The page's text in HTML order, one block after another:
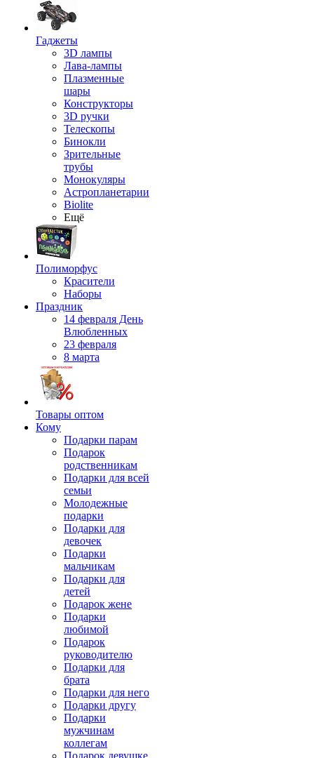
Гаджеты
3D лампы
Лава-лампы
Плазменные
шары
Конструкторы
3D ручки
Телескопы
Бинокли
Зрительные
трубы
Монокуляры
Астропланетарии
Biolite
Ещё
Полиморфус
Красители
Наборы
Праздник
14 февраля День
Влюбленных
23 февраля
8 марта
Товары оптом
Кому
Подарки парам
Подарок
родственникам
Подарки для всей
семьи
Молодежные
подарки
Подарки для
девочек
Подарки
мальчикам
Подарки для
детей
Подарок жене
Подарки
любимой
Подарок
руководителю
Подарки для
брата
Подарки для него
Подарки другу
Подарки
мужчинам
коллегам
Подарок девушке